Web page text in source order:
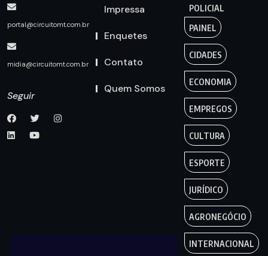
portal@circuitomt.com.br
midia@circuitomt.com.br
Seguir
Impressa
Enquetes
Contato
Quem Somos
POLICIAL
PAINEL
CIDADES
ECONOMIA
EMPREGOS
CULTURA
ESPORTE
JURÍDICO
AGRONEGÓCIO
INTERNACIONAL